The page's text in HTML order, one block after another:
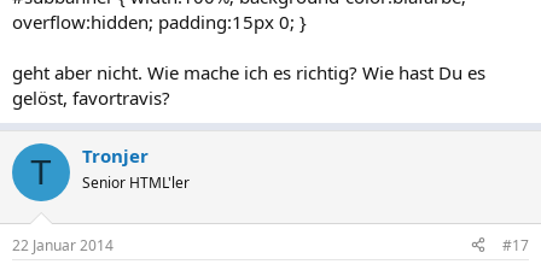
overflow:hidden; padding:15px 0; }
geht aber nicht. Wie mache ich es richtig? Wie hast Du es
gelöst, favortravis?
T Tronjer
Senior HTML'ler
22 Januar 2014 #17